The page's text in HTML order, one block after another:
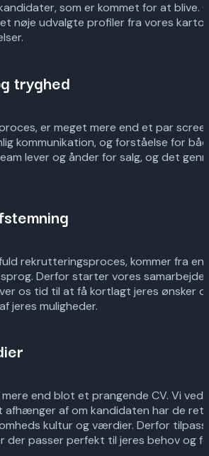
som er kommet for at blive.
nøje udvalgte profiler fra vores
tryghed
er meget mere end et par
kommunikation, og forståelse for
lever og ånder for salg, og det
rekrutteringsproces, kommer fra
Derfor starter vores
os tid til at få kortlagt jeres ønsker
jeres muligheder.
end blot et prangende CV. Vi
afhænger af om kandidaten har de
kultur og værdier. Derfor
der passer perfekt til jeres behov og